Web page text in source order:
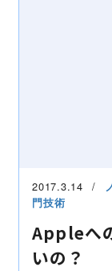
2017.3.14
門技術
Appleへ
いの？